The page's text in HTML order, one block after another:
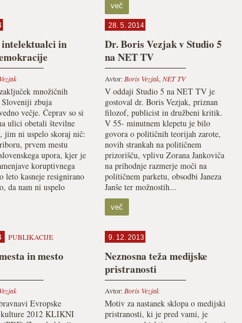
več
in
množičnih
zbuja
večje. Čeprav so si
ulici obetali številne
jim ni uspelo skoraj nič:
prvem mestu
upora, kjer je
koruptivnega
leto kasneje resignirano
da nam ni uspelo
28. 5. 2014
Dr. Boris Vezjak v Studio 5
na NET TV
Avtor: Boris Vezjak, NET TV
V oddaji Studio 5 na NET TV je
gostoval dr. Boris Vezjak, priznan
filozof, publicist in družbeni kritik.
V 55- minutnem klepetu je bilo
govora o političnih teorijah zarote,
novih strankah na političnem
prizorišču, vplivu Zorana Jankoviča
na prihodnje razmerje moči na
političnem parketu, obsodbi Janeza
Janše ter možnostih...
več
PUBLIKACIJE
in mesto
Evropske
kulture 2012 KLIKNI
9. 12. 2013
Neznosna teža medijske
pristranosti
Avtor: Boris Vezjak
Motiv za nastanek sklopa o medijski
pristranosti, ki je pred vami, je